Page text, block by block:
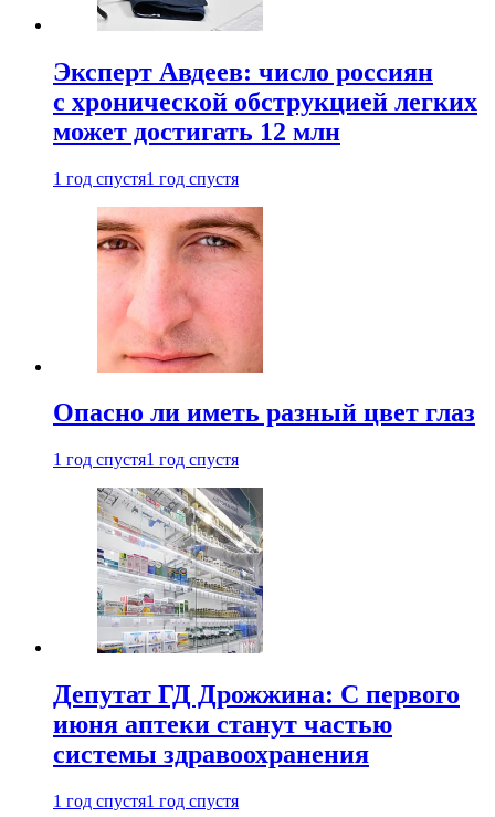
Эксперт Авдеев: число россиян
с хронической обструкцией легких
может достигать 12 млн
1 год спустя1 год спустя
Опасно ли иметь разный цвет глаз
1 год спустя1 год спустя
Депутат ГД Дрожжина: С первого
июня аптеки станут частью
системы здравоохранения
1 год спустя1 год спустя